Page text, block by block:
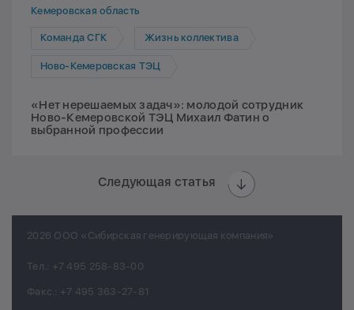
Кемеровская область
Команда СГК Жизнь коллектива
Ново-Кемеровская ТЭЦ
«Нет нерешаемых задач»: молодой сотрудник
Ново-Кемеровской ТЭЦ Михаил Фатин о
выбранной профессии
Следующая статья
2026 ООО «Сибирская генерирующая компания»
Тел.: +7 495 258-83-00
Факс.: +7 495 363-27-81